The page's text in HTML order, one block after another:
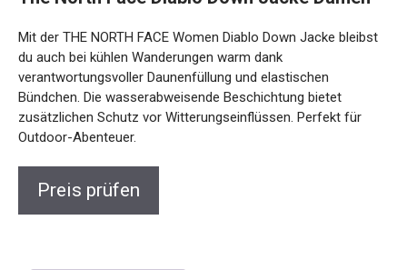
Mit der THE NORTH FACE Women Diablo Down Jacke bleibst
du auch bei kühlen Wanderungen warm dank
verantwortungsvoller Daunenfüllung und elastischen
Bündchen. Die wasserabweisende Beschichtung bietet
zusätzlichen Schutz vor Witterungseinflüssen. Perfekt für
Outdoor-Abenteuer.
Preis prüfen